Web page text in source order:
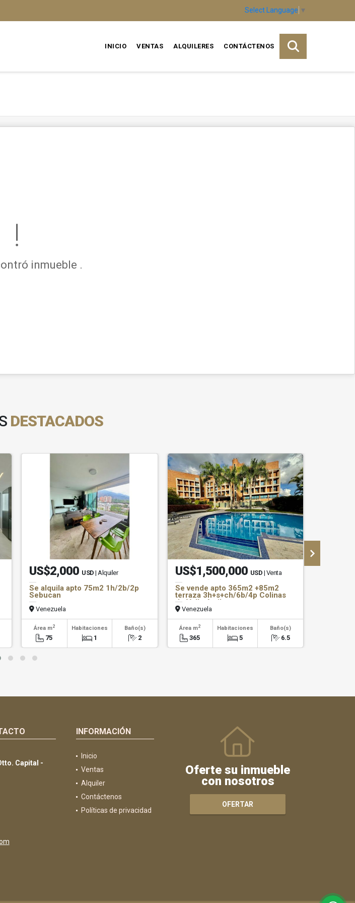
Select Language ▼
INICIO VENTAS ALQUILERES CONTÁCTENOS
inmueble .
DESTACADOS
US$2,000 USD | Alquiler
Se alquila apto 75m2 1h/2b/2p
Sebucan
Venezuela
Área m2
75
Habitaciones
1
Baño(s)
2
US$1,500,000 USD | Venta
Se vende apto 365m2 +85m2
terraza 3h+s+ch/6b/4p Colinas
de Valle Arrib
Venezuela
Área m2
365
Habitaciones
5
Baño(s)
6.5
Capital -
INFORMACIÓN
Inicio
Ventas
Alquiler
Contáctenos
Políticas de privacidad
Oferte su inmueble
con nosotros
OFERTAR